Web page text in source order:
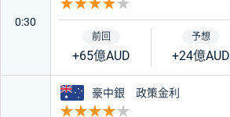
0:30
+65億AUD +24億AUD
オーストラリア
豪中銀 政策金利